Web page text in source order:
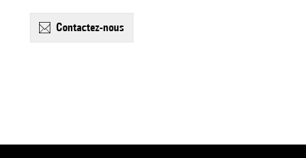
contactez-nous